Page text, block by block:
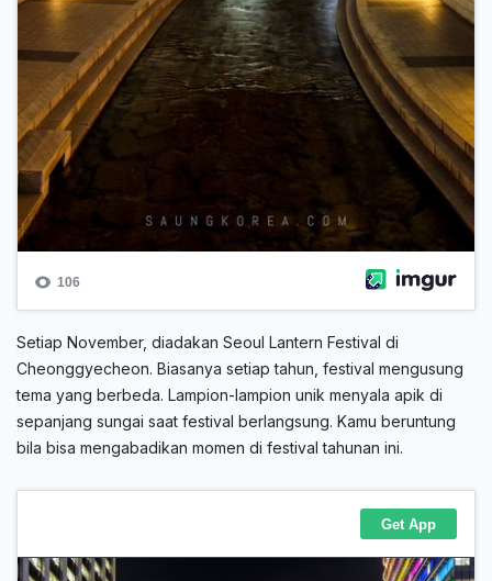
Setiap November, diadakan Seoul Lantern Festival di
Cheonggyecheon. Biasanya setiap tahun, festival mengusung
tema yang berbeda. Lampion-lampion unik menyala apik di
sepanjang sungai saat festival berlangsung. Kamu beruntung
bila bisa mengabadikan momen di festival tahunan ini.